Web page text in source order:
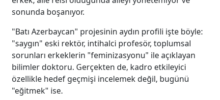
sonunda boşanıyor.
"Batı Azerbaycan" projesinin aydın profili işte böyle:
"saygın" eski rektör, intihalci profesör, toplumsal
sorunları erkeklerin "feminizasyonu" ile açıklayan
bilimler doktoru. Gerçekten de, kadro etkileyici
özellikle hedef geçmişi incelemek değil, bugünü
"eğitmek" ise.